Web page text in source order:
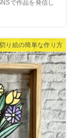
で作品を発信し
切り絵の簡単な作り方